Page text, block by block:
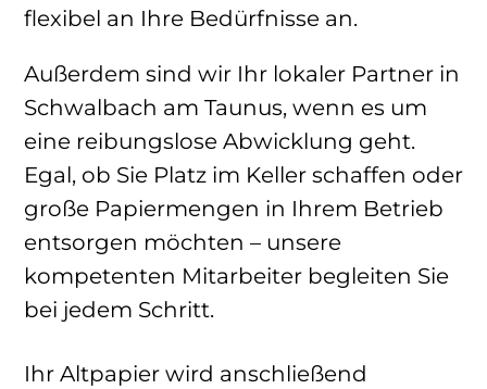
flexibel an Ihre Bedürfnisse an.
Außerdem sind wir Ihr lokaler Partner in
Schwalbach am Taunus, wenn es um
eine reibungslose Abwicklung geht.
Egal, ob Sie Platz im Keller schaffen oder
große Papiermengen in Ihrem Betrieb
entsorgen möchten – unsere
kompetenten Mitarbeiter begleiten Sie
bei jedem Schritt.
Ihr Altpapier wird anschließend